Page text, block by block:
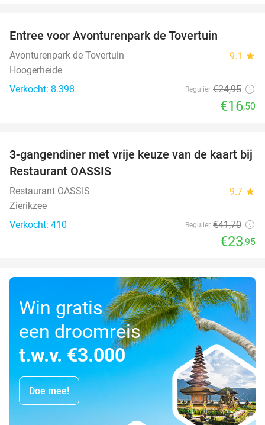
Entree voor Avonturenpark de Tovertuin
Avonturenpark de Tovertuin 9.1 star
Hoogerheide
Verkocht: 8.398
Regulier €24,95
€16,50
43%
3-gangendiner met vrije keuze van de kaart bij
Restaurant OASSIS
Restaurant OASSIS 9.7 star
Zierikzee
Verkocht: 410
Regulier €41,70
€23,95
Win gratis
een droomreis
t.w.v. €3.000
Doe mee!